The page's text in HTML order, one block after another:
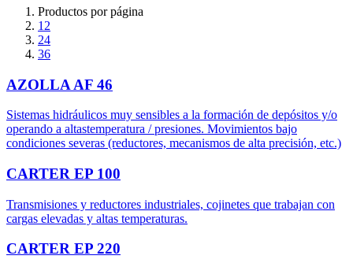
Productos por página
12
24
36
AZOLLA AF 46
Sistemas hidráulicos muy sensibles a la formación de depósitos y/o
operando a altastemperatura / presiones. Movimientos bajo
condiciones severas (reductores, mecanismos de alta precisión, etc.)
CARTER EP 100
Transmisiones y reductores industriales, cojinetes que trabajan con
cargas elevadas y altas temperaturas.
CARTER EP 220